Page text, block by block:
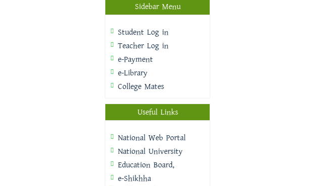
Sidebar Menu
Student Log in
Teacher Log in
e-Payment
e-Library
College Mates
Useful Links
National Web Portal
National University
Education Board,
e-Shikhha